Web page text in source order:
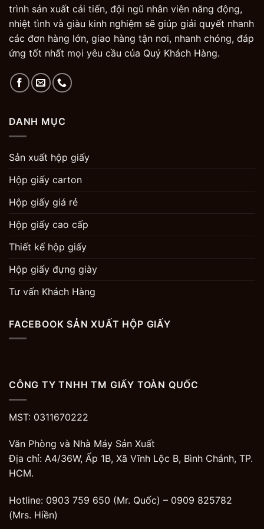
trình sản xuất cải tiến, đội ngũ nhân viên năng động,
nhiệt tình và giàu kinh nghiệm sẽ giúp giải quyết nhanh
các đơn hàng lớn, giao hàng tận nơi, nhanh chóng, đáp
ứng tốt nhất mọi yêu cầu của Quý Khách Hàng.
DANH MỤC
Sản xuất hộp giấy
Hộp giấy carton
Hộp giấy giá rẻ
Hộp giấy cao cấp
Thiết kế hộp giấy
Hộp giấy đựng giày
Tư vấn Khách Hàng
FACEBOOK SẢN XUẤT HỘP GIẤY
CÔNG TY TNHH TM GIẤY TOÀN QUỐC
MST: 0311670222
Văn Phòng và Nhà Máy Sản Xuất
Địa chỉ: A4/36W, Ấp 1B, Xã Vĩnh Lộc B, Bình Chánh, TP.
HCM.
Hotline: 0903 759 650 (Mr. Quốc) – 0909 825782
(Mrs. Hiền)